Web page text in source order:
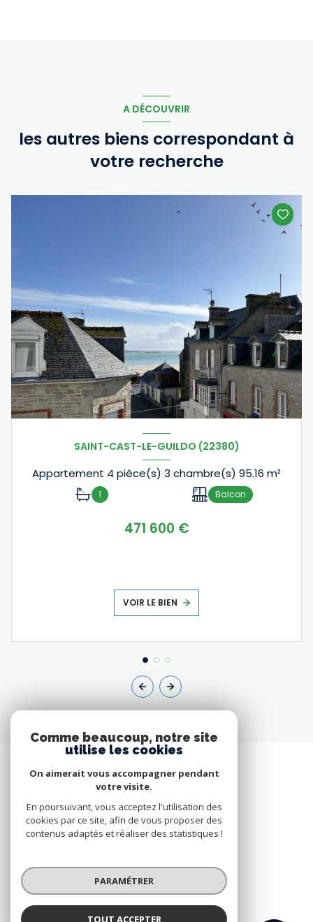
A DÉCOUVRIR
les autres biens correspondant à
votre recherche
SAINT-CAST-LE-GUILDO (22380)
Appartement 4 pièce(s) 3 chambre(s) 95.16 m²
1 Balcon
471 600 €
VOIR LE BIEN
EMERAUDE IMMOBILIER
Comme beaucoup, notre site
utilise les cookies
On aimerait vous accompagner pendant
votre visite.
En poursuivant, vous acceptez l'utilisation des
cookies par ce site, afin de vous proposer des
contenus adaptés et réaliser des statistiques !
PARAMÉTRER
TOUT ACCEPTER